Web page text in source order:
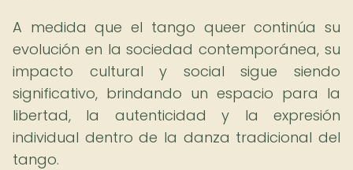
A medida que el tango queer continúa su
evolución en la sociedad contemporánea, su
impacto cultural y social sigue siendo
significativo, brindando un espacio para la
libertad, la autenticidad y la expresión
individual dentro de la danza tradicional del
tango.